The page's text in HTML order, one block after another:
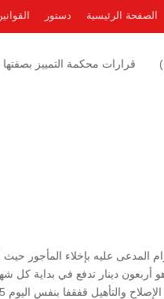
الصفحة الرئيسية دستور
قرارات محكمة التمييز بصفتها
المدعى عليه بإخلاء المأجور حيث
ابتداء الإيجار الشهري هو 1/6/1997 وأن بدل الإيجار هو أربعون دينار تدفع
أن